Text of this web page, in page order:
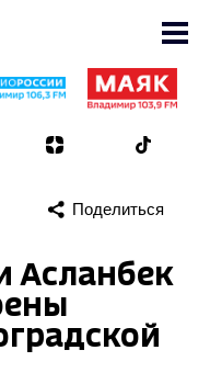
Поделиться
Асланбек